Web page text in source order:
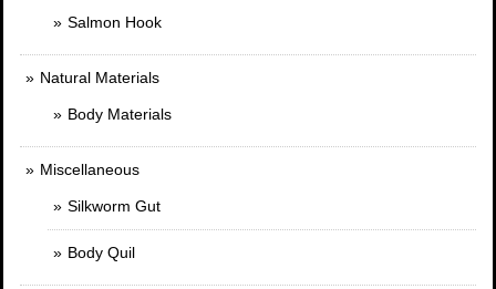
Salmon Hook
Natural Materials
Body Materials
Miscellaneous
Silkworm Gut
Body Quil